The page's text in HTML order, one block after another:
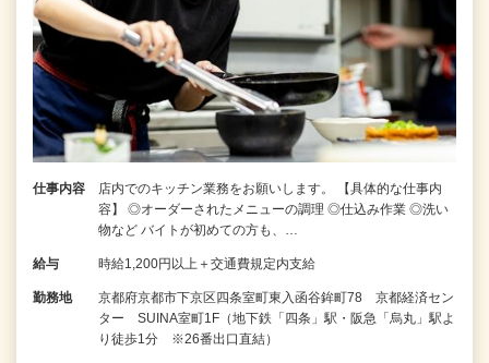
仕事内容
店内でのキッチン業務をお願いします。 【具体的な仕事内
容】 ◎オーダーされたメニューの調理 ◎仕込み作業 ◎洗い
物など バイトが初めての方も、…
給与 時給1,200円以上＋交通費規定内支給
勤務地
京都府京都市下京区四条室町東入函谷鉾町78 京都経済セン
ター SUINA室町1F（地下鉄「四条」駅・阪急「烏丸」駅よ
り徒歩1分 ※26番出口直結）